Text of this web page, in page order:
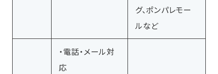
グ、ポンパレモー
ルなど
・電話・メール対
応